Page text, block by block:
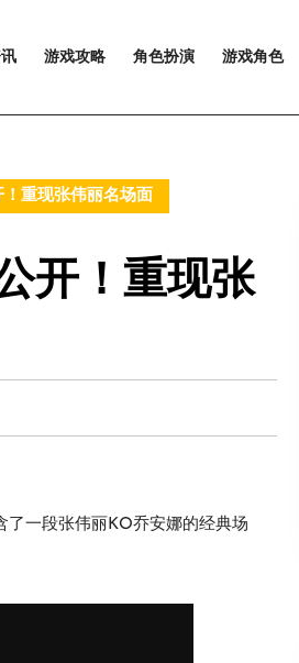
游戏攻略 角色扮演 游戏角色
重现张伟丽名场面
开！重现张
了一段张伟丽KO乔安娜的经典场